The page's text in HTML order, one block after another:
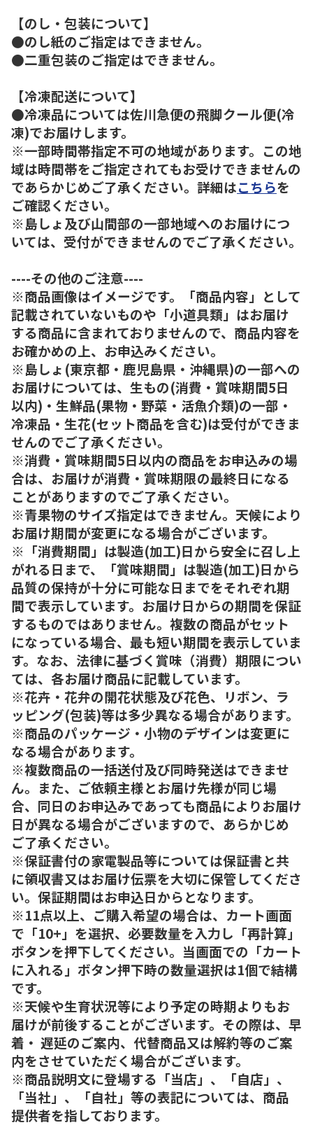
【のし・包装について】
●のし紙のご指定はできません。
●二重包装のご指定はできません。
【冷凍配送について】
●冷凍品については佐川急便の飛脚クール便(冷
凍)でお届けします。
※一部時間帯指定不可の地域があります。この地
域は時間帯をご指定されてもお受けできませんの
であらかじめご了承ください。詳細はこちらを
ご確認ください。
※島しょ及び山間部の一部地域へのお届けにつ
いては、受付ができませんのでご了承ください。
----その他のご注意----
※商品画像はイメージです。「商品内容」として
記載されていないものや「小道具類」はお届け
する商品に含まれておりませんので、商品内容を
お確かめの上、お申込みください。
※島しょ(東京都・鹿児島県・沖縄県)の一部への
お届けについては、生もの(消費・賞味期間5日
以内)・生鮮品(果物・野菜・活魚介類)の一部・
冷凍品・生花(セット商品を含む)は受付ができま
せんのでご了承ください。
※消費・賞味期間5日以内の商品をお申込みの場
合は、お届けが消費・賞味期限の最終日になる
ことがありますのでご了承ください。
※青果物のサイズ指定はできません。天候により
お届け期間が変更になる場合がございます。
※「消費期間」は製造(加工)日から安全に召し上
がれる日まで、「賞味期間」は製造(加工)日から
品質の保持が十分に可能な日までをそれぞれ期
間で表示しています。お届け日からの期間を保証
するものではありません。複数の商品がセット
になっている場合、最も短い期間を表示していま
す。なお、法律に基づく賞味（消費）期限につい
ては、各お届け商品に記載しています。
※花卉・花弁の開花状態及び花色、リボン、ラ
ッピング(包装)等は多少異なる場合があります。
※商品のパッケージ・小物のデザインは変更に
なる場合があります。
※複数商品の一括送付及び同時発送はできませ
ん。また、ご依頼主様とお届け先様が同じ場
合、同日のお申込みであっても商品によりお届け
日が異なる場合がございますので、あらかじめ
ご了承ください。
※保証書付の家電製品等については保証書と共
に領収書又はお届け伝票を大切に保管してくださ
い。保証期間はお申込日からとなります。
※11点以上、ご購入希望の場合は、カート画面
で「10+」を選択、必要数量を入力し「再計算」
ボタンを押下してください。当画面での「カート
に入れる」ボタン押下時の数量選択は1個で結構
です。
※天候や生育状況等により予定の時期よりもお
届けが前後することがございます。その際は、早
着・ 遅延のご案内、代替商品又は解約等のご案
内をさせていただく場合がございます。
※商品説明文に登場する「当店」、「自店」、
「当社」、「自社」等の表記については、商品
提供者を指しております。